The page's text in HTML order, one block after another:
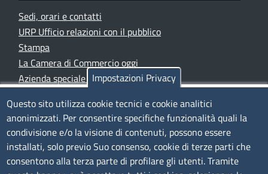
Sedi, orari e contatti
URP Ufficio relazioni con il pubblico
Stampa
La Camera di Commercio oggi
Azienda speciale PromoFirenze
TRASPARENZA
Albo Online
Impostazioni Privacy
Questo sito utilizza cookie tecnici e cookie analitici
anonimizzati. Per consentire specifiche funzionalità quali la
condivisione e/o la visione di contenuti, possono essere
installati, solo previo Suo consenso, cookie di terze parti che
consentono alla terza parte di profilare gli utenti. Tramite